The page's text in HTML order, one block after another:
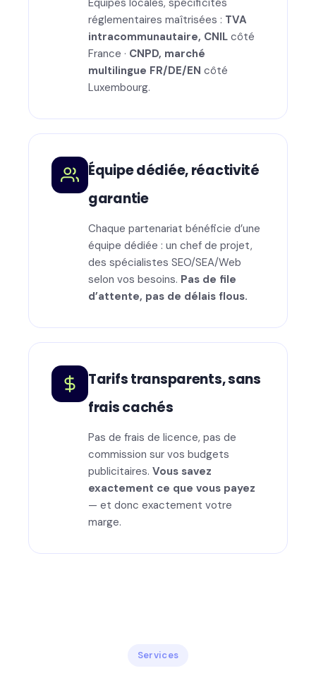
Équipes locales, spécificités
réglementaires maîtrisées : TVA
intracommunautaire, CNIL côté
France · CNPD, marché
multilingue FR/DE/EN côté
Luxembourg.
Équipe dédiée, réactivité
garantie
Chaque partenariat bénéficie d’une
équipe dédiée : un chef de projet,
des spécialistes SEO/SEA/Web
selon vos besoins. Pas de file
d’attente, pas de délais flous.
Tarifs transparents, sans
frais cachés
Pas de frais de licence, pas de
commission sur vos budgets
publicitaires. Vous savez
exactement ce que vous payez
— et donc exactement votre
marge.
Services